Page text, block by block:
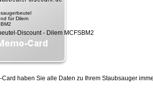
für Dilem
haben Sie alle Daten zu Ihrem Staubsauger